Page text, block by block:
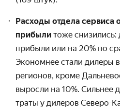
Расходы отдела сервиса
прибыли тоже снизились:
прибыли или на 20% по
Экономнее стали дилеры
регионов, кроме
выросли на 10%. Сильнее
траты у дилеров Северо-